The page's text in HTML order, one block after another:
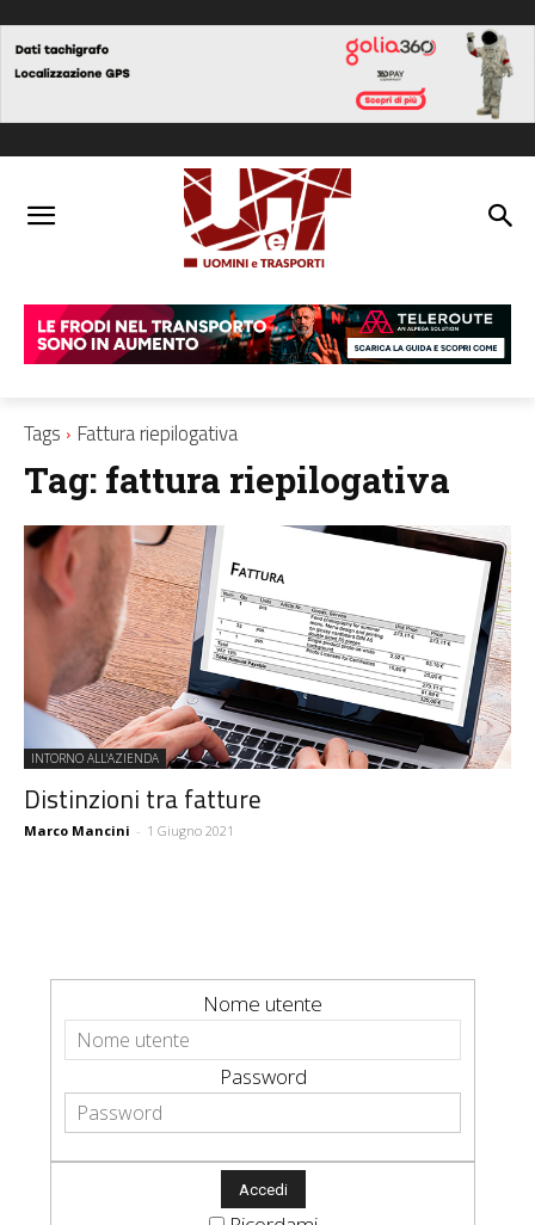
Tags Fattura riepilogativa
Tag: fattura riepilogativa
INTORNO ALL'AZIENDA
Distinzioni tra fatture
Marco Mancini - 1 Giugno 2021
Nome utente
Password